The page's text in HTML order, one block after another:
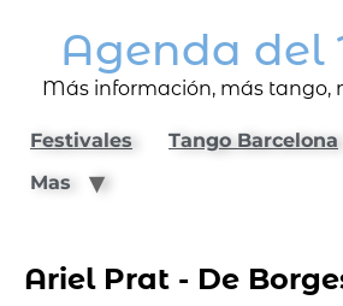
Agenda del
Más información, más tango,
Festivales Tango Barcelona
Mas
Ariel Prat - De